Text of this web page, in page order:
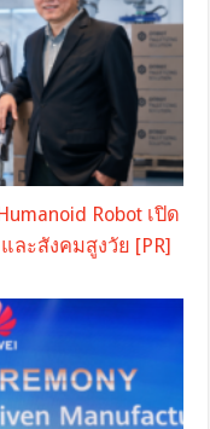
Robot เปิด
ละสังคมสูงวัย [PR]